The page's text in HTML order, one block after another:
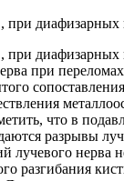
диафизарных
диафизарных
при
что в
разрывы
лучевого нерва
разгибания